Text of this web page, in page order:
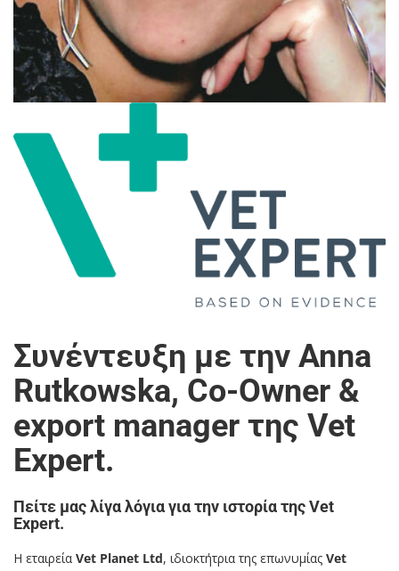
Συνέντευξη με την Anna
Rutkowska, Co-Owner &
export manager της Vet
Expert.
Πείτε μας λίγα λόγια για την ιστορία της Vet
Expert.
Η εταιρεία Vet Planet Ltd, ιδιοκτήτρια της επωνυμίας Vet